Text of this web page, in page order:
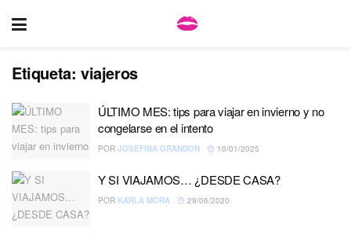
Etiqueta: viajeros
ÚLTIMO MES: tips para viajar en invierno y no
congelarse en el intento
POR JOSEFINA GRANDON 10/01/2025
Y SI VIAJAMOS… ¿DESDE CASA?
POR KARLA MORA 29/06/2020